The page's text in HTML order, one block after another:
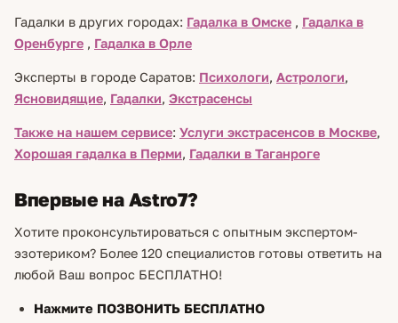
Гадалки в других городах: Гадалка в Омске , Гадалка в
Оренбурге , Гадалка в Орле
Эксперты в городе Саратов: Психологи, Астрологи,
Ясновидящие, Гадалки, Экстрасенсы
Также на нашем сервисе: Услуги экстрасенсов в Москве,
Хорошая гадалка в Перми, Гадалки в Таганроге
Впервые на Astro7?
Хотите проконсультироваться с опытным экспертом-
эзотериком? Более 120 специалистов готовы ответить на
любой Ваш вопрос БЕСПЛАТНО!
Нажмите ПОЗВОНИТЬ БЕСПЛАТНО